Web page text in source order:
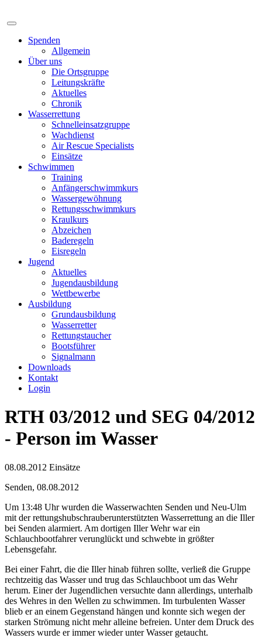
Spenden
Allgemein
Über uns
Die Ortsgruppe
Leitungskräfte
Aktuelles
Chronik
Wasserrettung
Schnelleinsatzgruppe
Wachdienst
Air Rescue Specialists
Einsätze
Schwimmen
Training
Anfängerschwimmkurs
Wassergewöhnung
Rettungsschwimmkurs
Kraulkurs
Abzeichen
Baderegeln
Eisregeln
Jugend
Aktuelles
Jugendausbildung
Wettbewerbe
Ausbildung
Grundausbildung
Wasserretter
Rettungstaucher
Bootsführer
Signalmann
Downloads
Kontakt
Login
RTH 03/2012 und SEG 04/2012
- Person im Wasser
08.08.2012 Einsätze
Senden, 08.08.2012
Um 13:48 Uhr wurden die Wasserwachten Senden und Neu-Ulm
mit der rettungshubschrauberunterstützten Wasserrettung an die Iller
bei Senden alarmiert. Am dortigen Iller Wehr war ein
Schlauchbootfahrer verunglückt und schwebte in größter
Lebensgefahr.
Bei einer Fahrt, die die Iller hinab führen sollte, verließ die Gruppe
rechtzeitig das Wasser und trug das Schlauchboot um das Wehr
herum. Einer der Jugendlichen versuchte dann allerdings, unterhalb
des Wehres in den Wellen zu schwimmen. Im turbulenten Wasser
blieb er an einem Gegenstand hängen und konnte sich wegen der
starken Strömung nicht mehr alleine befreien. Unter dem Druck des
Wassers wurde er immer wieder unter Wasser getaucht.